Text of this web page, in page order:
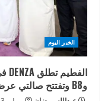
الخبر اليوم
وB8 وتفتتح صالتي عرض رئيسيتين في الرياض وجدة